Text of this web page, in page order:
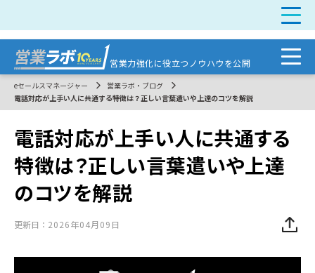
営業力強化に役立つノウハウを公開
eセールスマネージャー
営業ラボ・ブログ
電話対応が上手い人に共通する特徴は？正しい言葉遣いや上達のコツを解説
電話対応が上手い人に共通する
特徴は？正しい言葉遣いや上達
のコツを解説
更新日： 2026年04月09日